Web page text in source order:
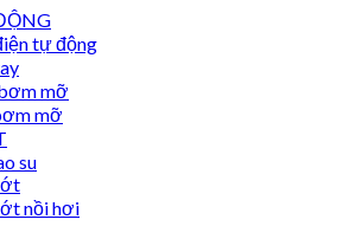
tự động
mỡ
mỡ
su
nồi hơi